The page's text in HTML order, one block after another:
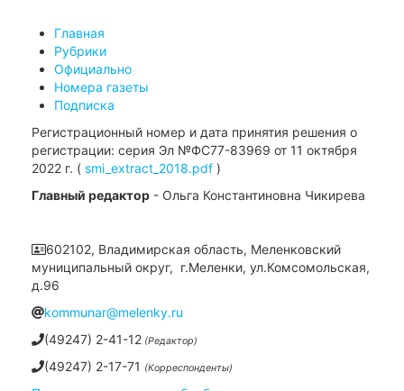
Главная
Рубрики
Официально
Номера газеты
Подписка
Регистрационный номер и дата принятия решения о
регистрации: серия Эл №ФС77-83969 от 11 октября
2022 г. ( smi_extract_2018.pdf )
Главный редактор - Ольга Константиновна Чикирева
602102, Владимирская область, Меленковский
муниципальный округ, г.Меленки, ул.Комсомольская,
д.96
kommunar@melenky.ru
(49247) 2-41-12 (Редактор)
(49247) 2-17-71 (Корреспонденты)